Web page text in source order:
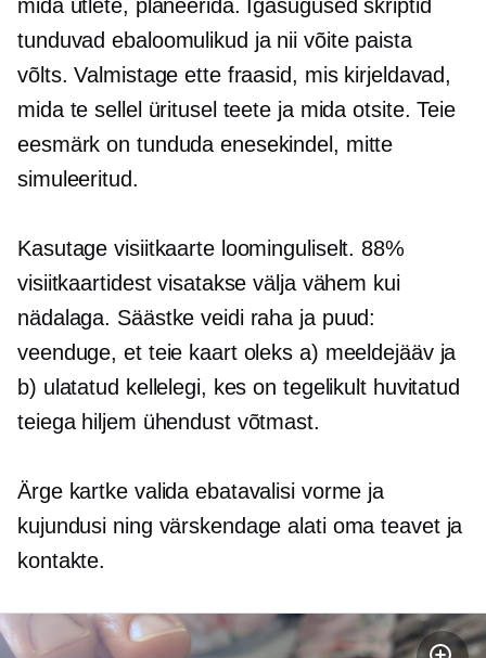
mida ütlete, planeerida. Igasugused skriptid
tunduvad ebaloomulikud ja nii võite paista
võlts. Valmistage ette fraasid, mis kirjeldavad,
mida te sellel üritusel teete ja mida otsite. Teie
eesmärk on tunduda enesekindel, mitte
simuleeritud.
Kasutage visiitkaarte loominguliselt. 88%
visiitkaartidest visatakse välja vähem kui
nädalaga. Säästke veidi raha ja puud:
veenduge, et teie kaart oleks a) meeldejääv ja
b) ulatatud kellelegi, kes on tegelikult huvitatud
teiega hiljem ühendust võtmast.
Ärge kartke valida ebatavalisi vorme ja
kujundusi ning värskendage alati oma teavet ja
kontakte.